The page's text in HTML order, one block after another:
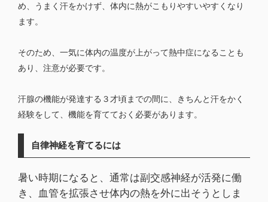
め、うまく汗をかけず、体内に熱がこもりやすいやすくなり
ます。
そのため、一気に体内の温度が上がって熱中症になることも
あり、注意が必要です。
汗腺の機能が発達する３才頃までの間に、きちんと汗をかく
経験をして、機能を育てておく必要があります。
自律神経を育てるには
暑い時期になると、通常は副交感神経が活発に働
き、血管を拡張させ体内の熱を外に出そうとしま